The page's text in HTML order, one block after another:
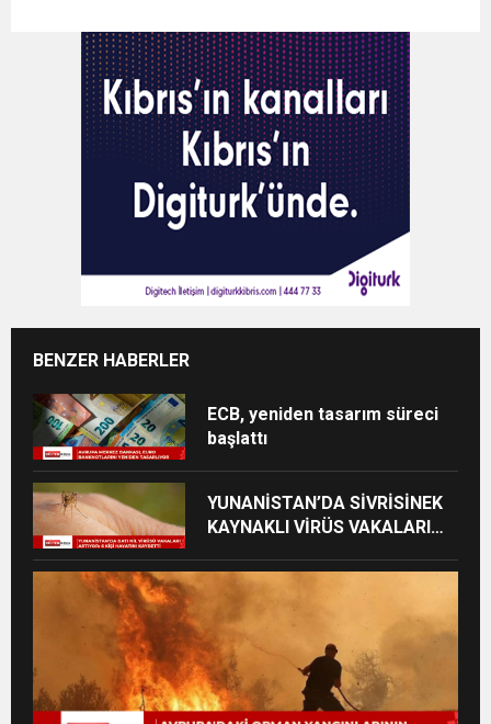
BENZER HABERLER
ECB, yeniden tasarım süreci
başlattı
YUNANİSTAN’DA SİVRİSİNEK
KAYNAKLI VİRÜS VAKALARI